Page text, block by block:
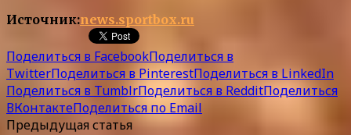
Источник:news.sportbox.ru
Поделиться в FacebookПоделиться в
TwitterПоделиться в PinterestПоделиться в LinkedIn
Поделиться в TumblrПоделиться в RedditПоделиться
ВКонтактеПоделиться по Email
Предыдущая статья